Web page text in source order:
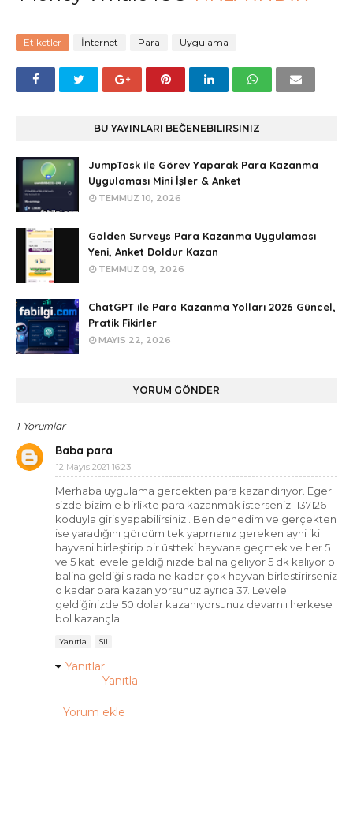
Etiketler İnternet Para Uygulama
BU YAYINLARI BEĞENEBILIRSINIZ
JumpTask ile Görev Yaparak Para Kazanma
Uygulaması Mini İşler & Anket
TEMMUZ 10, 2026
Golden Surveys Para Kazanma Uygulaması
Yeni, Anket Doldur Kazan
TEMMUZ 09, 2026
ChatGPT ile Para Kazanma Yolları 2026 Güncel,
Pratik Fikirler
MAYIS 22, 2026
YORUM GÖNDER
1 Yorumlar
Baba para
12 Mayıs 2021 16:23
Merhaba uygulama gercekten para kazandırıyor. Eger
sizde bizimle birlikte para kazanmak isterseniz 1137126
koduyla giris yapabilirsiniz . Ben denedim ve gerçekten
ise yaradığını gördüm tek yapmanız gereken ayni iki
hayvani birleştirip bir üstteki hayvana geçmek ve her 5
ve 5 kat levele geldiğinizde balina geliyor 5 dk kalıyor o
balina geldiği sırada ne kadar çok hayvan birlestirirseniz
o kadar para kazanıyorsunuz ayrıca 37. Levele
geldiğinizde 50 dolar kazanıyorsunuz devamlı herkese
bol kazançla
Yanıtla Sil
Yanıtlar
Yanıtla
Yorum ekle